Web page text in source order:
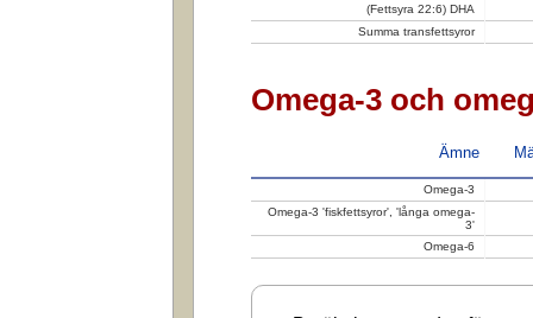
(Fettsyra 22:6) DHA
Summa transfettsyror
Omega-3 och
Ämne
Omega-3
Omega-3 'fiskfettsyror', 'långa omega-
3'
Omega-6